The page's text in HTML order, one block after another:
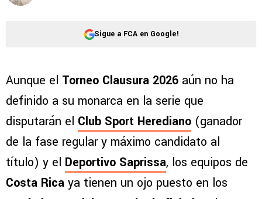
Sigue a FCA en Google!
Aunque el Torneo Clausura 2026 aún no ha
definido a su monarca en la serie que
disputarán el Club Sport Herediano (ganador
de la fase regular y máximo candidato al
título) y el Deportivo Saprissa, los equipos de
Costa Rica ya tienen un ojo puesto en los